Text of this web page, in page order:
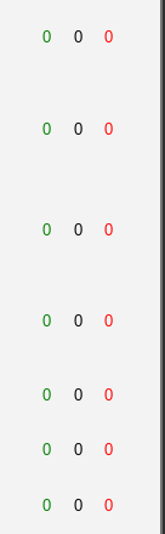
0 0 0
0 0 0
0 0 0
0 0 0
0 0 0
0 0 0
0 0 0